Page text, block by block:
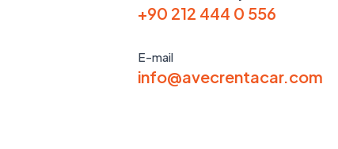
+90 212 444 0 556
E-mail
info@avecrentacar.com